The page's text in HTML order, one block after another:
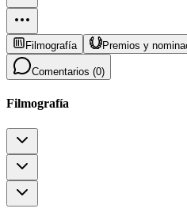
Filmografía Premios y
Comentarios (0)
Filmografía